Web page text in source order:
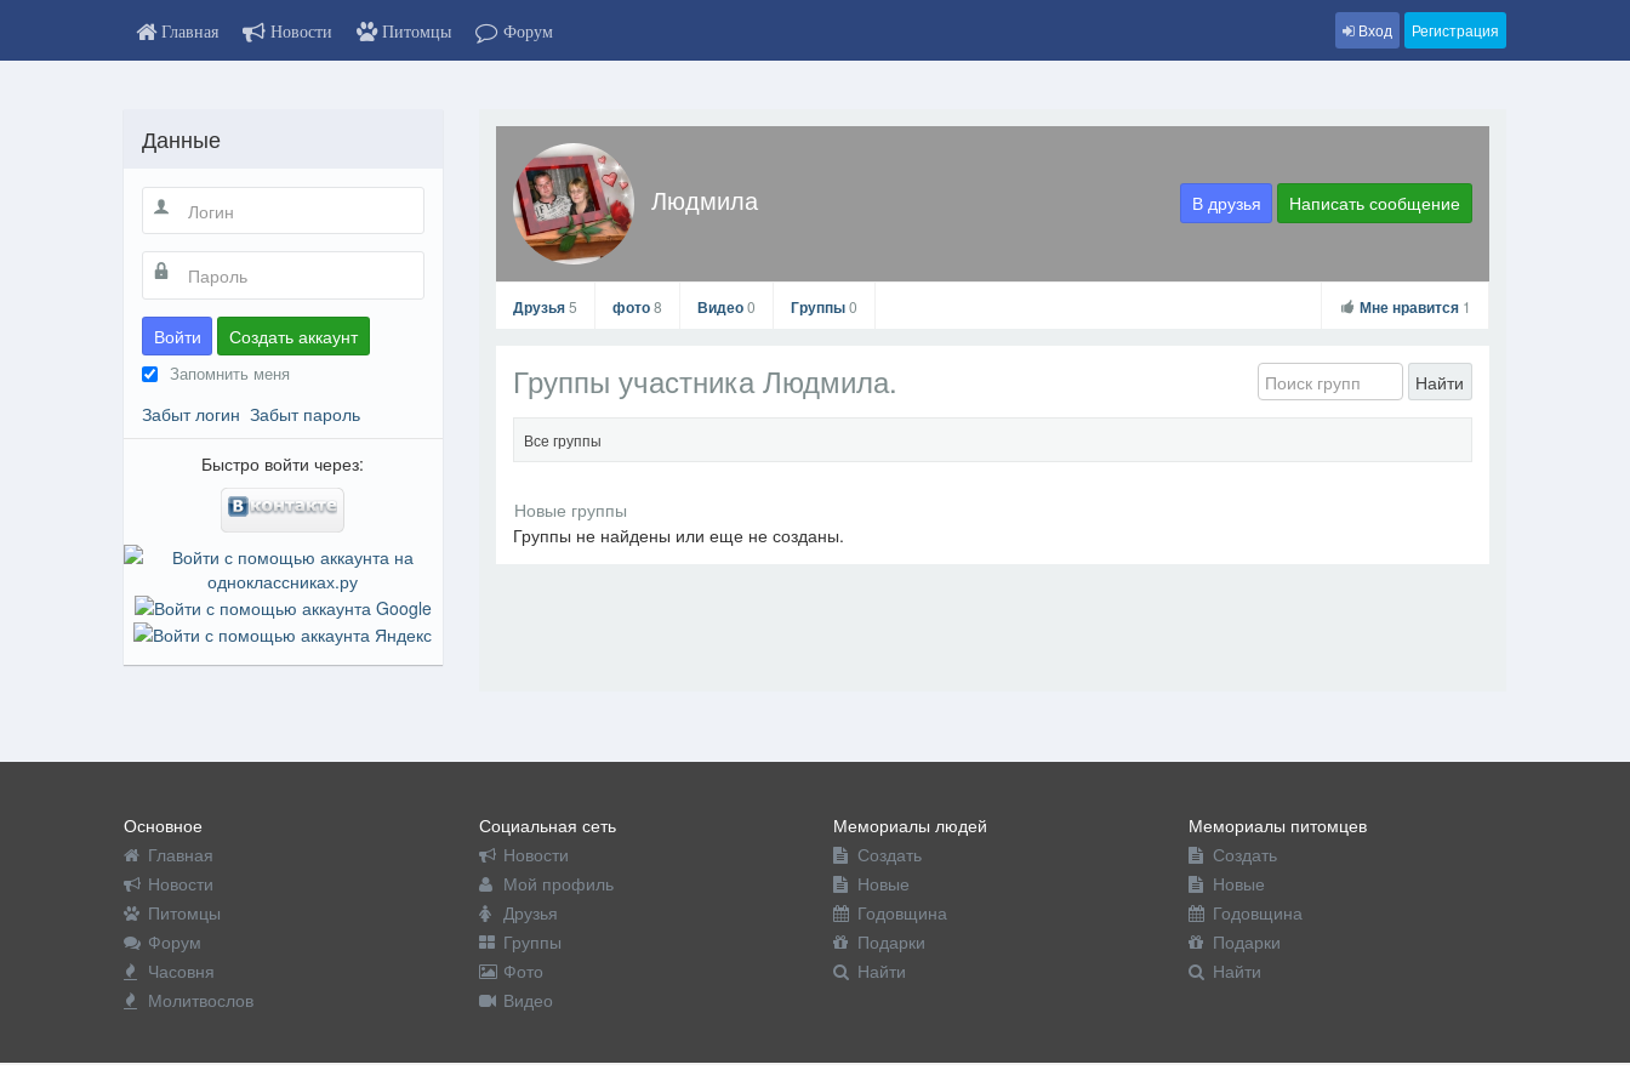
Главная Новости Питомцы Форум Вход Регистрация
Людмила В друзья Написать сообщение
Людмила
Друзья5 фото8 Видео0 Группы0 Мне нравится 1
Группы участника Людмила. Найти
Все группы
Группы не найдены или еще не созданы.
Данные
Войти Создать аккаунт
Запомнить меня
Забыт логин Забыт пароль
Быстро войти через:
Основное
Главная
Новости
Питомцы
Форум
Часовня
Молитвослов
Социальная сеть
Новости
Мой профиль
Друзья
Группы
Фото
Видео
Мемориалы людей
Создать
Новые
Годовщина
Подарки
Найти
Мемориалы питомцев
Создать
Новые
Годовщина
Подарки
Найти